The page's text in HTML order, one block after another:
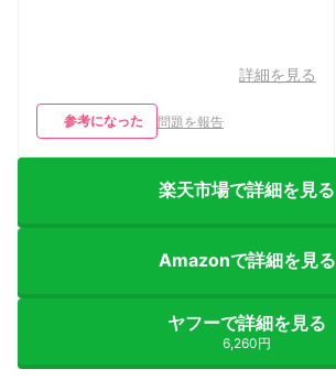
詳細を見る
参考になった 問題を報告
楽天市場で詳細を見る
Amazonで詳細を見る
ヤフーで詳細を見る
6,260円